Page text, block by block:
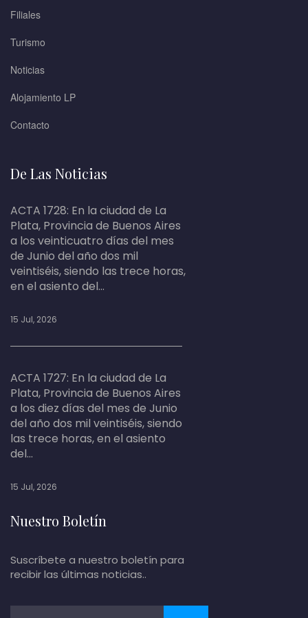
Filiales
Turismo
Noticias
Alojamiento LP
Contacto
De Las Noticias
ACTA 1728: En la ciudad de La
Plata, Provincia de Buenos Aires
a los veinticuatro días del mes
de Junio del año dos mil
veintiséis, siendo las trece horas,
en el asiento del...
15 Jul, 2026
ACTA 1727: En la ciudad de La
Plata, Provincia de Buenos Aires
a los diez días del mes de Junio
del año dos mil veintiséis, siendo
las trece horas, en el asiento
del...
15 Jul, 2026
Nuestro Boletín
Suscríbete a nuestro boletín para
recibir las últimas noticias..